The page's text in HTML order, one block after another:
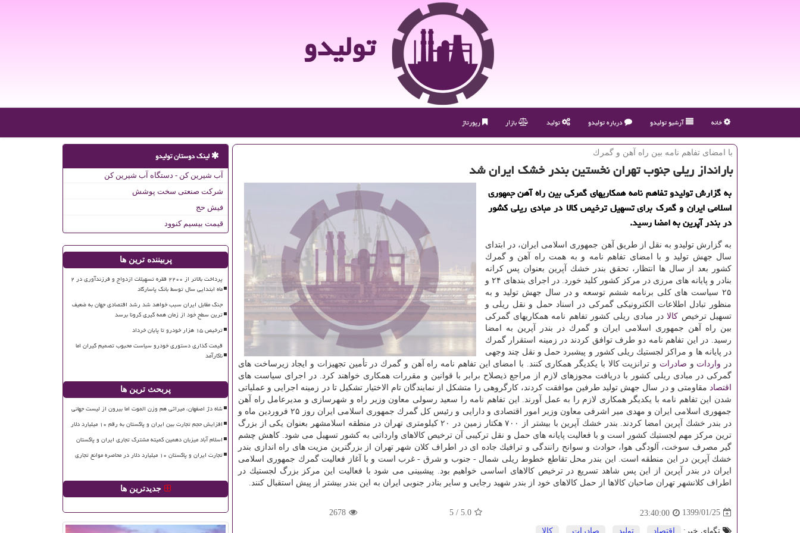
تولیدو
خانه آرشیو تولیدو درباره تولیدو تولید بازار رپورتاژ
با امضای تفاهم نامه بین راه آهن و گمرك
بارانداز ریلی جنوب تهران نخستین بندر خشك ایران شد
به گزارش تولیدو تفاهم نامه همكاریهای گمركی بین راه آهن جمهوری
اسلامی ایران و گمرك برای تسهیل ترخیص كالا در مبادی ریلی كشور
در بندر آپرین به امضا رسید.
به گزارش تولیدو به نقل از طریق آهن جمهوری اسلامی ایران، در ابتدای
سال جهش تولید و با امضای تفاهم نامه و به همت راه آهن و گمرك
كشور بعد از سال ها انتظار، تحقق بندر خشك آپرین بعنوان پس كرانه
بنادر و پایانه های مرزی در مركز كشور كلید خورد. در اجرای بندهای ۲۴ و
۲۵ سیاست های كلی برنامه ششم توسعه و در سال جهش تولید و به
منظور تبادل اطلاعات الكترونیكی گمركی در اسناد حمل و نقل ریلی و
تسهیل ترخیص كالادر مبادی ریلی كشور تفاهم نامه همكاریهای گمركی
بین راه آهن جمهوری اسلامی ایران و گمرك در بندر آپرین به امضا
رسید. در این تفاهم نامه دو طرف توافق كردند در زمینه استقرار گمرك
در پایانه ها و مراكز لجستیك ریلی كشور و پیشبرد حمل و نقل چند وجهی
در واردات و صادرات و ترانزیت كالا با یكدیگر همكاری كنند. با امضای این تفاهم نامه راه آهن و گمرك در تأمین تجهیزات و ایجاد زیرساخت های
گمركی در مبادی ریلی كشور با دریافت مجوزهای لازم از مراجع ذیصلاح برابر با قوانین و مقررات همكاری خواهند كرد. در اجرای سیاست های
اقتصاد مقاومتی و در سال جهش تولید طرفین موافقت كردند، كارگروهی را متشكل از نمایندگان تام الاختیار تشكیل تا در زمینه اجرایی و عملیاتی
شدن این تفاهم نامه با یكدیگر همكاری لازم را به عمل آورند. این تفاهم نامه را سعید رسولی معاون وزیر راه و شهرسازی و مدیرعامل راه آهن
جمهوری اسلامی ایران و مهدی میر اشرفی معاون وزیر امور اقتصادی و دارایی و رئیس كل گمرك جمهوری اسلامی ایران روز ۲۵ فروردین ماه و
در بندر خشك آپرین امضا كردند. بندر خشك آپرین با بیشتر از ۷۰۰ هكتار زمین در ۲۰ كیلومتری تهران در منطقه اسلامشهر بعنوان یكی از بزرگ
ترین مركز مهم لجستیك كشور است و با فعالیت پایانه های حمل و نقل تركیبی آن ترخیص كالاهای وارداتی به كشور تسهیل می شود. كاهش چشم
گیر مصرف سوخت، آلودگی هوا، حوادث و سوانح رانندگی و ترافیك جاده ای در اطراف كلان شهر تهران از بزرگترین مزیت های راه اندازی بندر
خشك آپرین در این منطقه است. این بندر محل تقاطع خطوط ریلی شمال - جنوب و شرق - غرب است و با آغاز فعالیت گمرك جمهوری اسلامی
ایران در بندر آپرین از این پس شاهد تسریع در ترخیص كالاهای اساسی خواهیم بود. پیشبینی می شود با فعالیت این مركز بزرگ لجستیك در
اطراف كلانشهر تهران صاحبان كالاها از حمل كالاهای خود از بندر شهید رجایی و سایر بنادر جنوبی ایران به این بندر بیشتر از پیش استقبال كنند.
1399/01/25
23:40:00
5.0
/
5
2678
تگهای خبر: اقتصاد تولید صادرات كالا
لینک دوستان تولیدو
آب شیرین کن - دستگاه آب شیرین کن
شرکت صنعتی سخت پوشش
فیش حج
قیمت بیسیم کنوود
پربیننده ترین ها
پرداخت بالاتر از ۲۲۰۰ فقره تسهیلات ازدواج و فرزندآوری در ۲
ماه ابتدایی سال توسط بانک پاسارگاد
جنگ مقابل ایران سبب خواهد شد رشد اقتصادی جهان به ضعیف
ترین سطح خود از زمان همه گیری کرونا برسد
ترخیص ۱۵ هزار خودرو تا پایان خرداد
قیمت گذاری دستوری خودرو سیاست محبوب تصمیم گیران اما
ناکارآمد
پربحث ترین ها
شاه دژ اصفهان، میراثی هم وزن الموت اما بیرون از لیست جهانی
افزایش حجم تجارت بین ایران و پاکستان به رقم ۱۰ میلیارد دلار
اسلام آباد میزبان دهمین کمیته مشترک تجاری ایران و پاکستان
تجارت ایران و پاکستان ۱۰ میلیارد دلار در محاصره موانع تجاری
جدیدترین ها